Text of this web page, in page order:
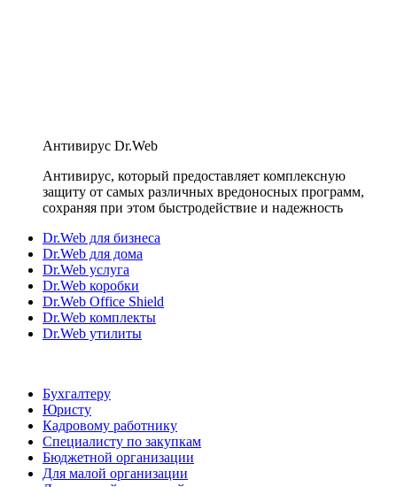
Антивирус Dr.Web
Антивирус, который предоставляет комплексную
защиту от самых различных вредоносных программ,
сохраняя при этом быстродействие и надежность
Dr.Web для бизнеса
Dr.Web для дома
Dr.Web услуга
Dr.Web коробки
Dr.Web Office Shield
Dr.Web комплекты
Dr.Web утилиты
Бухгалтеру
Юристу
Кадровому работнику
Специалисту по закупкам
Бюджетной организации
Для малой организации